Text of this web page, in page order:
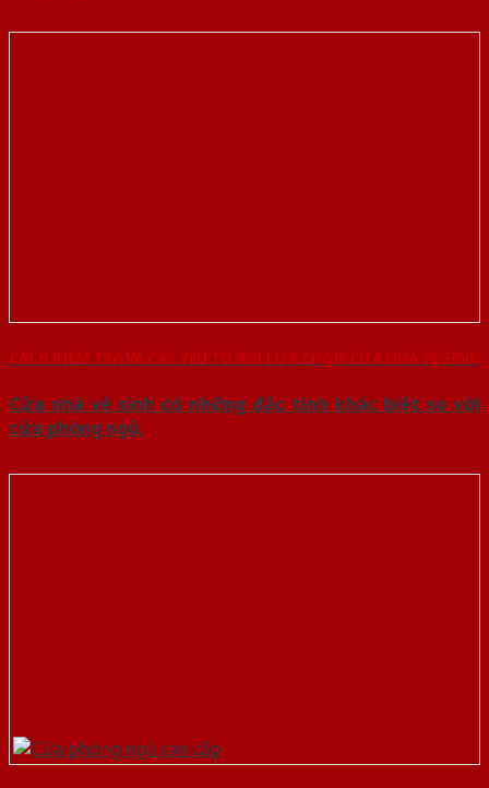
CÁCH KIỂM TRA VÀ CÁC YẾU TỐ KHI LƯA CHỌN CỬA NHÀ VỆ SINH
Cửa nhà vệ sinh có những đặc tính khác biệt so với
cửa phòng ngủ,